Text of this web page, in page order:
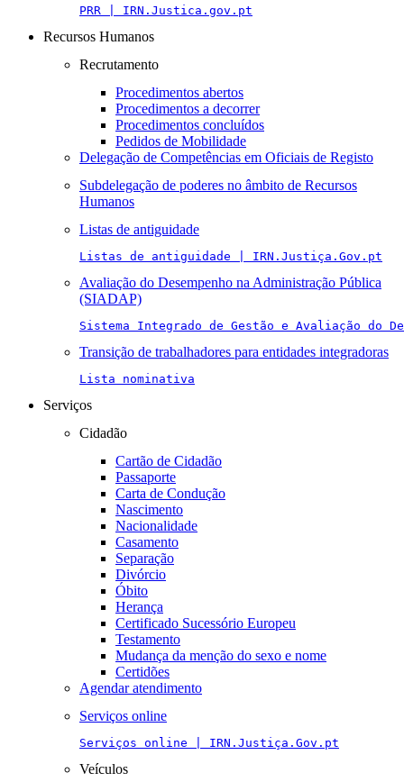
PRR | IRN.Justica.gov.pt
Recursos Humanos
Recrutamento
Procedimentos abertos
Procedimentos a decorrer
Procedimentos concluídos
Pedidos de Mobilidade
Delegação de Competências em Oficiais de Registo
Subdelegação de poderes no âmbito de Recursos
Humanos
Listas de antiguidade
Listas de antiguidade | IRN.Justiça.Gov.pt
Avaliação do Desempenho na Administração Pública
(SIADAP)
Sistema Integrado de Gestão e Avaliação do
Transição de trabalhadores para entidades integradoras
Lista nominativa
Serviços
Cidadão
Cartão de Cidadão
Passaporte
Carta de Condução
Nascimento
Nacionalidade
Casamento
Separação
Divórcio
Óbito
Herança
Certificado Sucessório Europeu
Testamento
Mudança da menção do sexo e nome
Certidões
Agendar atendimento
Serviços online
Serviços online | IRN.Justiça.Gov.pt
Veículos